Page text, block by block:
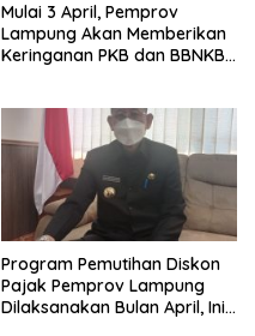
Mulai 3 April, Pemprov
Lampung Akan Memberikan
Keringanan PKB dan BBNKB II
Program Pemutihan Diskon
Pajak Pemprov Lampung
Dilaksanakan Bulan April, Ini